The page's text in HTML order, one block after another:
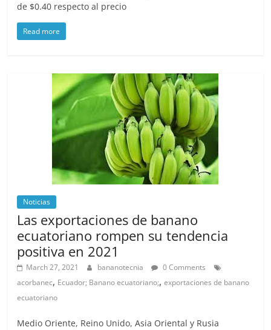
de $0.40 respecto al precio
Read more
Noticias
Las exportaciones de banano
ecuatoriano rompen su tendencia
positiva en 2021
March 27, 2021 bananotecnia
0 Comments
acorbanec, Ecuador; Banano ecuatoriano;,exportaciones de banano
ecuatoriano
Medio Oriente, Reino Unido, Asia Oriental y Rusia